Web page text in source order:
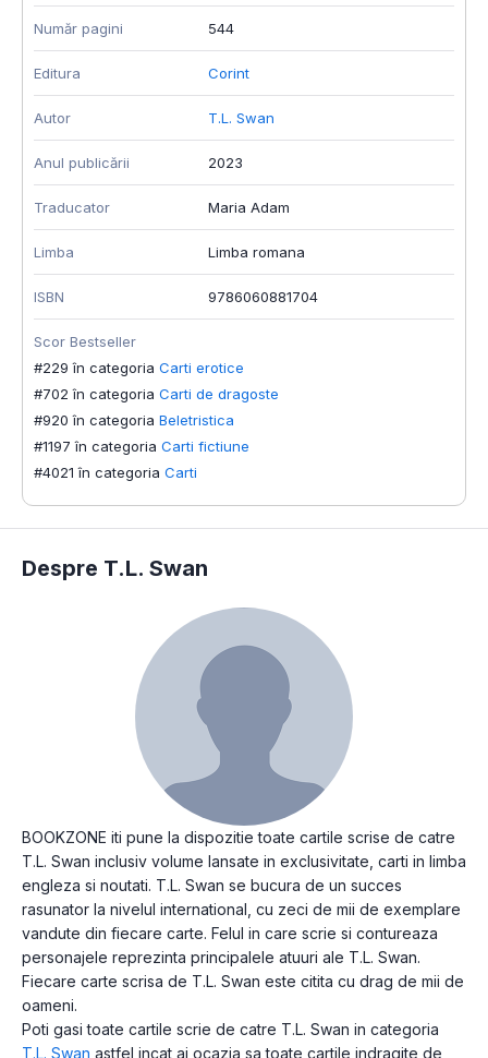
Număr pagini 544
Editura Corint
Autor T.L. Swan
Anul publicării 2023
Traducator Maria Adam
Limba Limba romana
ISBN 9786060881704
Scor Bestseller
#229 în categoria Carti erotice
#702 în categoria Carti de dragoste
#920 în categoria Beletristica
#1197 în categoria Carti fictiune
#4021 în categoria Carti
Despre T.L. Swan
BOOKZONE iti pune la dispozitie toate cartile scrise de catre
T.L. Swan inclusiv volume lansate in exclusivitate, carti in limba
engleza si noutati. T.L. Swan se bucura de un succes
rasunator la nivelul international, cu zeci de mii de exemplare
vandute din fiecare carte. Felul in care scrie si contureaza
personajele reprezinta principalele atuuri ale T.L. Swan.
Fiecare carte scrisa de T.L. Swan este citita cu drag de mii de
oameni.
Poti gasi toate cartile scrie de catre T.L. Swan in categoria
T.L. Swan astfel incat ai ocazia sa toate cartile indragite de